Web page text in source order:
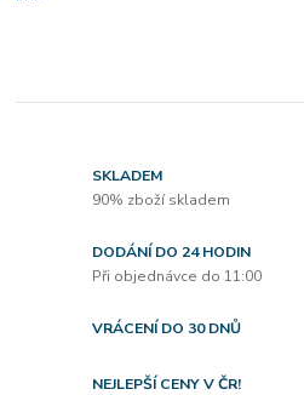
SKLADEM
90% zboží skladem
DODÁNÍ DO 24 HODIN
Při objednávce do 11:00
VRÁCENÍ DO 30 DNŮ
NEJLEPŠÍ CENY V ČR!